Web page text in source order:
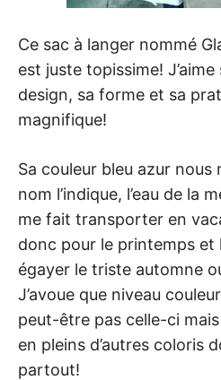
Ce sac à langer nommé
est juste topissime!
design, sa forme et sa
magnifique!
Sa couleur bleu azur nous
nom l’indique, l’eau de la
me fait transporter en
donc pour le printemps et
égayer le triste automne
J’avoue que niveau
peut-être pas celle-ci
en pleins d’autres coloris
partout!